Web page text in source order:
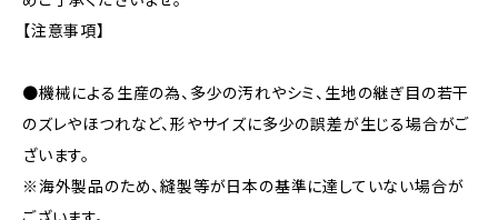
【注意事項】
●機械による生産の為、多少の汚れやシミ、生地の継ぎ目の若干
のズレやほつれなど、形やサイズに多少の誤差が生じる場合がご
ざいます。
※海外製品のため、縫製等が日本の基準に達していない場合が